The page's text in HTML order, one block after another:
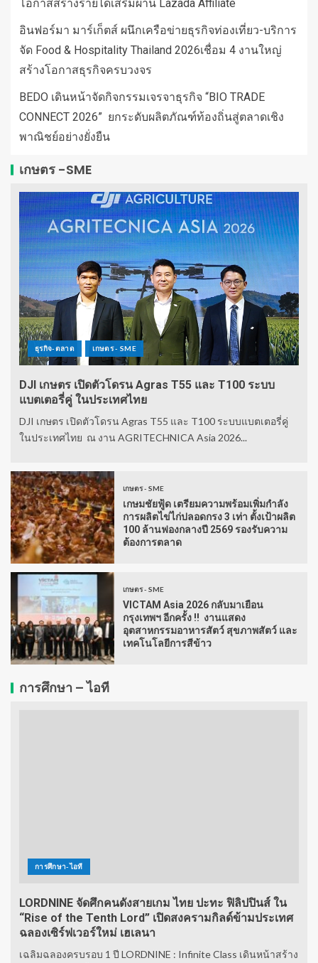
โอกาสสร้างรายได้เสริมผ่าน Lazada Affiliate
อินฟอร์มา มาร์เก็ตส์ ผนึกเครือข่ายธุรกิจท่องเที่ยว-บริการ
จัด Food & Hospitality Thailand 2026เชื่อม 4 งานใหญ่
สร้างโอกาสธุรกิจครบวงจร
BEDO เดินหน้าจัดกิจกรรมเจรจาธุรกิจ “BIO TRADE
CONNECT 2026” ยกระดับผลิตภัณฑ์ท้องถิ่นสู่ตลาดเชิง
พาณิชย์อย่างยั่งยืน
เกษตร -SME
ธุรกิจ-ตลาด เกษตร - SME
DJI เกษตร เปิดตัวโดรน Agras T55 และ T100 ระบบ
แบตเตอรี่คู่ ในประเทศไทย
DJI เกษตร เปิดตัวโดรน Agras T55 และ T100 ระบบแบตเตอรี่คู่
ในประเทศไทย ณ งาน AGRITECHNICA Asia 2026...
เกษตร - SME
เกษมชัยฟู้ด เตรียมความพร้อมเพิ่มกำลัง
การผลิตไข่ไก่ปลอดกรง 3 เท่า ตั้งเป้าผลิต
100 ล้านฟองกลางปี 2569 รองรับความ
ต้องการตลาด
เกษตร - SME
VICTAM Asia 2026 กลับมาเยือน
กรุงเทพฯ อีกครั้ง !! งานแสดง
อุตสาหกรรมอาหารสัตว์ สุขภาพสัตว์ และ
เทคโนโลยีการสีข้าว
การศึกษา – ไอที
การศึกษา-ไอที
LORDNINE จัดศึกคนดังสายเกม ไทย ปะทะ ฟิลิปปินส์ ใน
“Rise of the Tenth Lord” เปิดสงครามกิลด์ข้ามประเทศ
ฉลองเซิร์ฟเวอร์ใหม่ เฮเลนา
เฉลิมฉลองครบรอบ 1 ปี LORDNINE : Infinite Class เดินหน้าสร้าง